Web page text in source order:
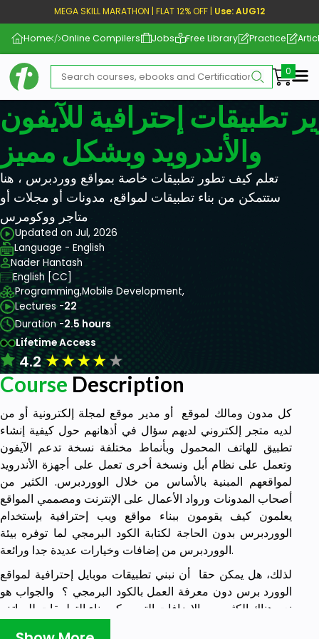
MEGA SKILL MARATHON | FLAT 12% OFF | Use: AUG12
Home Online Compilers Jobs Free Library Practice
تطبيقات إحترافية للآيفون
والأندرويد وبشكل مميز
تعلم كيف تطور تطبيقات خاصة بمواقع ووردبرس ، هنا
ستتمكن من بناء تطبيقات لمواقع، مدونات أو مجلات أو
متاجر ووكومرس
Updated on Jul, 2026
Language - English
Nader Hantash
English [CC]
Programming,Mobile Development,
Lectures -22
Duration -2.5 hours
Lifetime Access
4.2★★★★★
Course Description
كل مدون ومالك لموقع أو مدير موقع لمجلة إلكترونية أو من
لديه متجر إلكتروني لديهم سؤال في أذهانهم حول كيفية إنشاء
تطبيق للهاتف المحمول وبأنماط مختلفة نسخة تدعم الآيفون
وتعمل على نظام أبل ونسخة أخرى تعمل على أجهزة الأندرويد
لمواقعهم المبنية بالأساس من خلال الووردبرس. الكثير من
أصحاب المدونات ورواد الأعمال على الإنترنت ومصممي المواقع
يعلمون كيف يقومون ببناء مواقع ويب إحترافية بإستخدام
الووردبرس بدون الحاجة لكتابة الكود البرمجي لما توفره بيئة
الووردبرس من إضافات وخيارات عديدة جدا ورائعة.
لذلك، هل يمكن حقا أن نبني تطبيقات موبايل إحترافية لمواقع
الوورد برس دون معرفة العمل بالكود البرمجي ؟ والجواب هو
نعم.هناك الكثير من الإضافات التي يمكن بناء التطبيقات للهواتف